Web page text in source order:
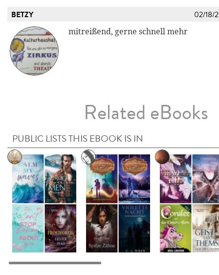
BETZY 02/18/
mitreißend, gerne schnell mehr
Related eBooks
PUBLIC LISTS THIS EBOOK IS IN